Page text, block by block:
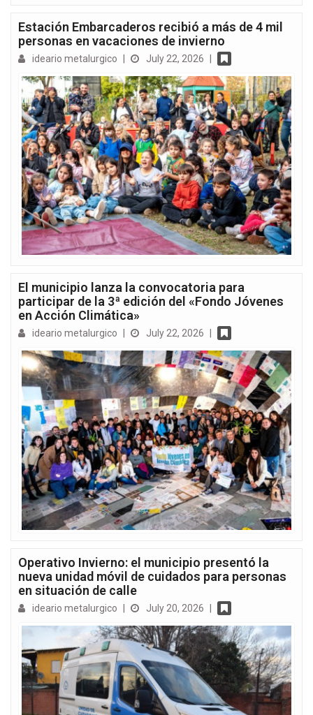
Estación Embarcaderos recibió a más de 4 mil
personas en vacaciones de invierno
ideario metalurgico July 22, 2026
El municipio lanza la convocatoria para
participar de la 3ª edición del «Fondo Jóvenes
en Acción Climática»
ideario metalurgico July 22, 2026
Operativo Invierno: el municipio presentó la
nueva unidad móvil de cuidados para personas
en situación de calle
ideario metalurgico July 20, 2026